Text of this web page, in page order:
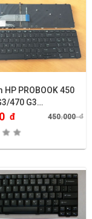
HP PROBOOK 450
470 G3…
đ 450.000đ